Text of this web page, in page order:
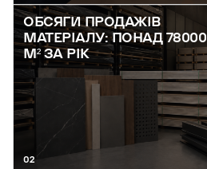
ОБСЯГИ ПРОДАЖІВ
МАТЕРІАЛУ: ПОНАД 78000
М² ЗА РІК
02